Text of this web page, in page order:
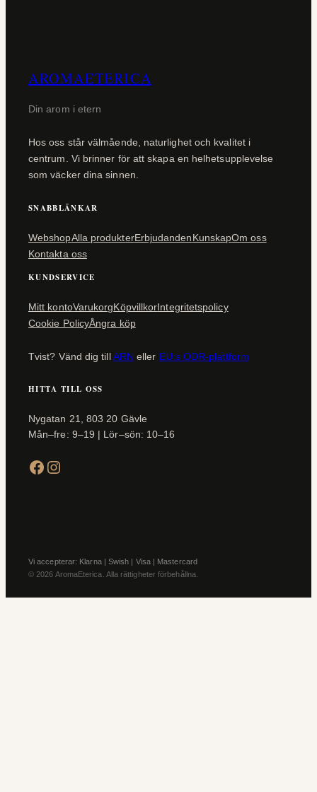
AROMAETERICA
Din arom i etern
Hos oss står välmående, naturlighet och kvalitet i
centrum. Vi brinner för att skapa en helhetsupplevelse
som väcker dina sinnen.
SNABBLÄNKAR
WebshopAlla produkterErbjudandenKunskapOm oss
Kontakta oss
KUNDSERVICE
Mitt kontoVarukorgKöpvillkorIntegritetspolicy
Cookie PolicyÅngra köp
Tvist? Vänd dig tillARN eller EU:s ODR-plattform
HITTA TILL OSS
Nygatan 21, 803 20 Gävle
Mån–fre: 9–19 | Lör–sön: 10–16
Facebook Instagram
Vi accepterar: Klarna | Swish | Visa | Mastercard
© 2026 AromaEterica. Alla rättigheter förbehållna.